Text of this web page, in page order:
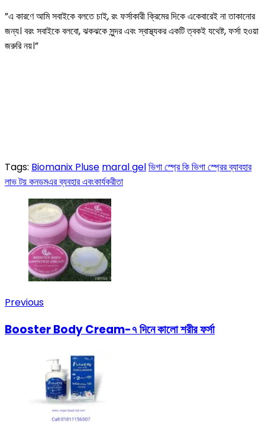
”এ কারণে আমি সবাইকে বলতে চাই, রং ফর্সাকারী ক্রিমের দিকে একেবারেই না তাকানোর
জন্য। বরং সবাইকে বলবো, ঝকঝকে সুন্দর এবং স্বাস্থ্যকর একটি ত্বকই যথেষ্ট, ফর্সা হওয়া
জরুরি নয়।”
Tags: Biomanix Pluse maral gelভিগা স্প্রে কি ভিগা স্প্রের ব্যাবহার
লাভ টয় কনডমএর ব্যবহার এবংকার্যকরীতা
Previous
Booster Body Cream-৭ দিনে কালো শরীর ফর্সা